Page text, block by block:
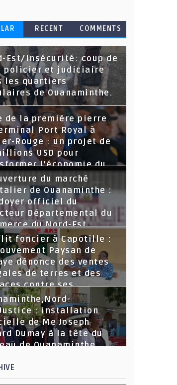
RECENT COMMENTS
Est/Insécurité: coup de
policier et judiciaire
les quartiers
de Ouanaminthe.
de la première pierre
Port Royal à
Rouge : un projet de
USD pour
l’économie du
Est
du marché
de Ouanaminthe :
officiel du
Départemental du
du Nord-Est.
foncier à Capotille :
Paysan de
dénonce des ventes
de terres et des
contre ses
: installation
de Me Joseph
Dumay à la tête du
de Ouanaminthe.